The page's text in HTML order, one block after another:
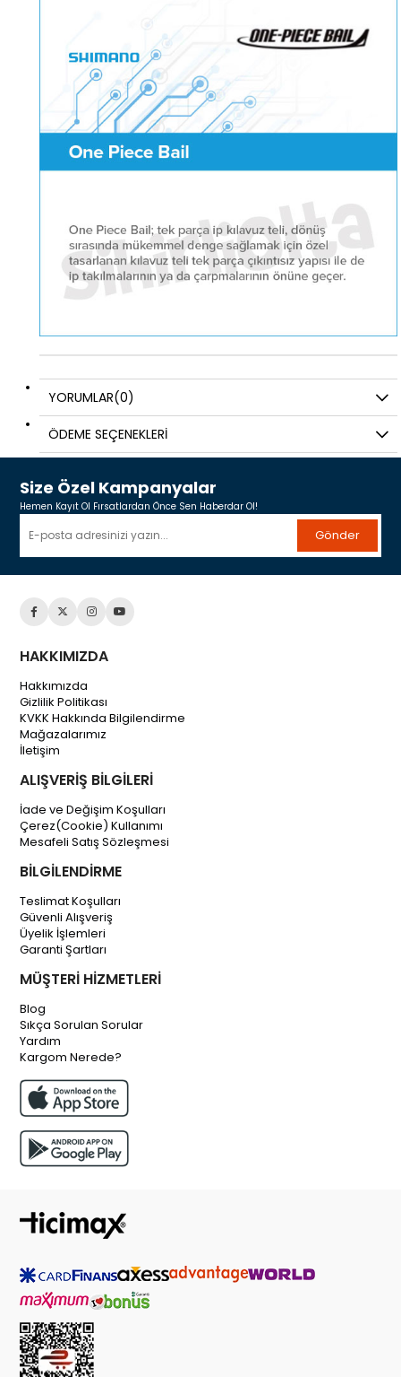
YORUMLAR(0)
ÖDEME SEÇENEKLERI
Size Özel Kampanyalar
Hemen Kayıt Ol Fırsatlardan Önce Sen Haberdar Ol!
Gönder
HAKKIMIZDA
Hakkımızda
Gizlilik Politikası
KVKK Hakkında Bilgilendirme
Mağazalarımız
İletişim
ALIŞVERİŞ BİLGİLERİ
İade ve Değişim Koşulları
Çerez(Cookie) Kullanımı
Mesafeli Satış Sözleşmesi
BİLGİLENDİRME
Teslimat Koşulları
Güvenli Alışveriş
Üyelik İşlemleri
Garanti Şartları
MÜŞTERİ HİZMETLERİ
Blog
Sıkça Sorulan Sorular
Yardım
Kargom Nerede?